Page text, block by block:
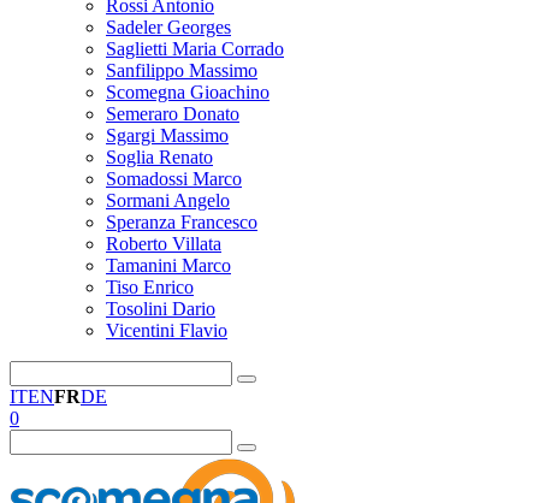
Rossi Antonio
Sadeler Georges
Saglietti Maria Corrado
Sanfilippo Massimo
Scomegna Gioachino
Semeraro Donato
Sgargi Massimo
Soglia Renato
Somadossi Marco
Sormani Angelo
Speranza Francesco
Roberto Villata
Tamanini Marco
Tiso Enrico
Tosolini Dario
Vicentini Flavio
ITENFRDE
0